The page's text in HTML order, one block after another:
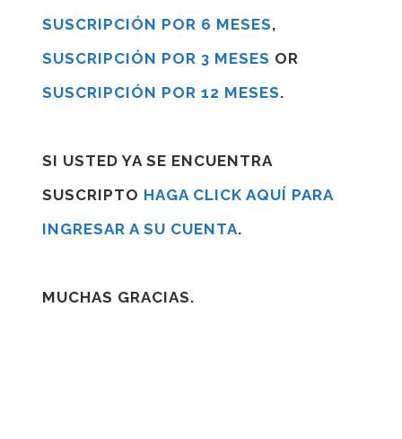
SUSCRIPCIÓN POR 6 MESES,
SUSCRIPCIÓN POR 3 MESES OR
SUSCRIPCIÓN POR 12 MESES.
SI USTED YA SE ENCUENTRA
SUSCRIPTO HAGA CLICK AQUÍ PARA
INGRESAR A SU CUENTA.
MUCHAS GRACIAS.